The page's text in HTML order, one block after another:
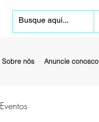
Sobre nós Anuncie conosco
Eventos